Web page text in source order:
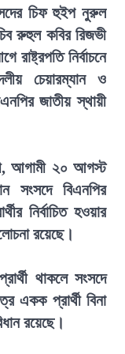
চিফ হুইপ নুরুল
রুহুল কবির রিজভী
নির্বাচনে
চেয়ারম্যান ও
জাতীয় স্থায়ী
আগামী ২০ আগস্ট
সংসদে বিএনপির
নির্বাচিত হওয়ার
রয়েছে।
থাকলে সংসদে
একক প্রার্থী বিনা
রয়েছে।